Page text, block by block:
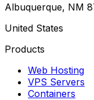
Albuquerque, NM
United States
Products
Web Hosting
VPS Servers
Containers